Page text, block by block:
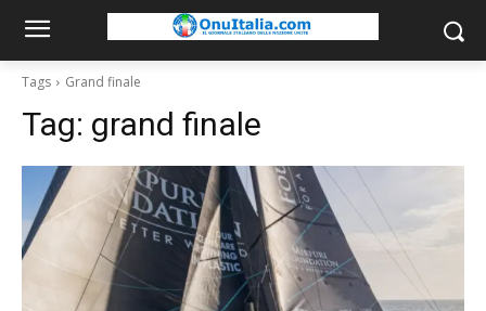
Tags Grand finale
Tag: grand finale